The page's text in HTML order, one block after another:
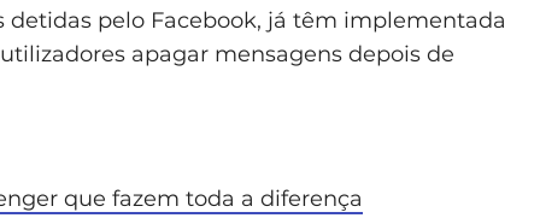
detidas pelo Facebook, já têm implementada
apagar mensagens depois de
que fazem toda a diferença